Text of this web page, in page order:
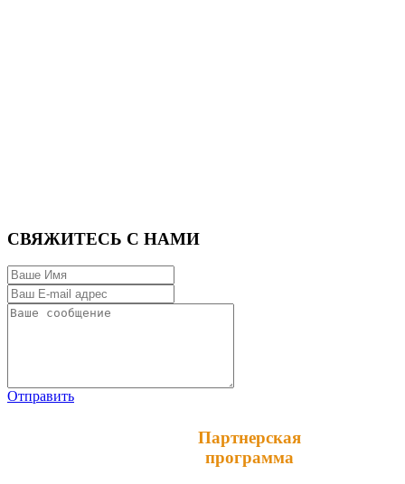
СВЯЖИТЕСЬ С НАМИ
Отправить
Партнерская
программа